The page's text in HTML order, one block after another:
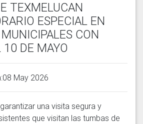
TEXMELUCAN
ESPECIAL EN
CON
DE MAYO
May 2026
una visita segura y
que visitan las tumbas de